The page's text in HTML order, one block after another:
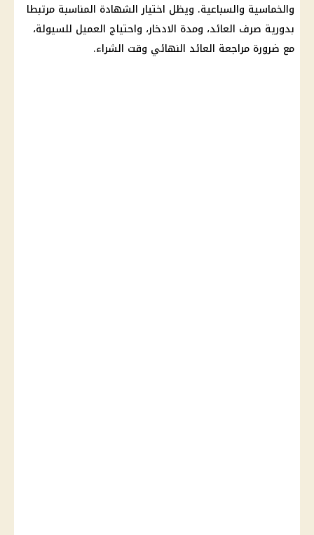
والخماسية والسباعية. ويظل اختيار الشهادة المناسبة مرتبطا
بدورية صرف العائد، ومدة الادخار، واحتياج العميل للسيولة،
مع ضرورة مراجعة العائد النهائي وقت الشراء.